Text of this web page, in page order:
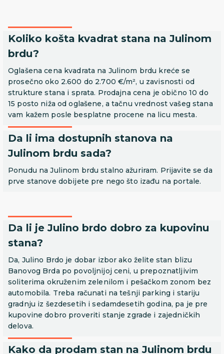
Koliko košta kvadrat stana na Julinom
brdu?
Oglašena cena kvadrata na Julinom brdu kreće se
prosečno oko 2.600 do 2.700 €/m², u zavisnosti od
strukture stana i sprata. Prodajna cena je obično 10 do
15 posto niža od oglašene, a tačnu vrednost vašeg stana
vam kažem posle besplatne procene na licu mesta.
Da li ima dostupnih stanova na
Julinom brdu sada?
Ponudu na Julinom brdu stalno ažuriram. Prijavite se da
prve stanove dobijete pre nego što izađu na portale.
Da li je Julino brdo dobro za kupovinu
stana?
Da, Julino Brdo je dobar izbor ako želite stan blizu
Banovog Brda po povoljnijoj ceni, u prepoznatljivim
soliterima okruženim zelenilom i pešačkom zonom bez
automobila. Treba računati na tešnji parking i stariju
gradnju iz šezdesetih i sedamdesetih godina, pa je pre
kupovine dobro proveriti stanje zgrade i zajedničkih
delova.
Kako da prodam stan na Julinom brdu